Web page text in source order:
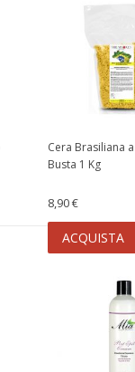
Cera Brasiliana
Busta 1 Kg
8,90 €
ACQUISTA